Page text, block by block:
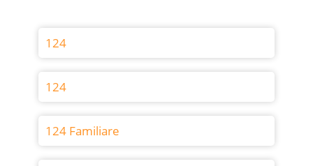
124
124
124 Familiare